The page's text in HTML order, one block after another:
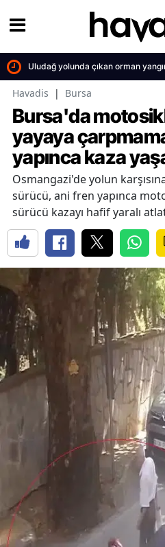
Uludağ yolunda çıkan orman
Havadis | Bursa
Bursa'da
yayaya
yapınca kaza
Osmangazi'de yolun
sürücü, ani fren yapınca
sürücü kazayı hafif yaralı